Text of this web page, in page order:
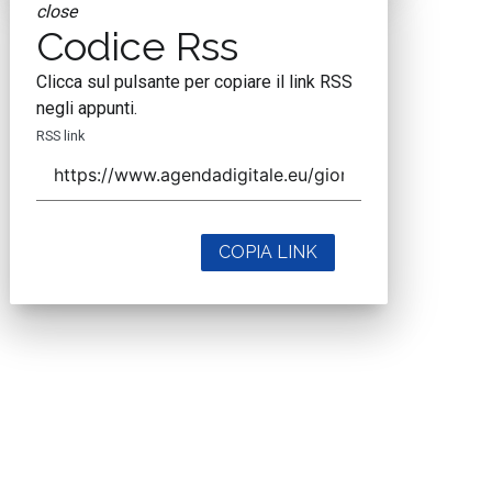
close
Codice Rss
Clicca sul pulsante per copiare il link RSS
negli appunti.
RSS link
COPIA LINK